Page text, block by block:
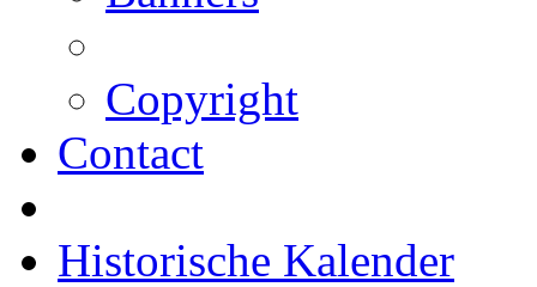
Copyright
Contact
Historische Kalender